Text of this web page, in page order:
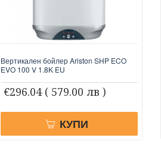
Вертикален бойлер Ariston SHP ECO
EVO 100 V 1.8K EU
€296.04 ( 579.00 лв )
КУПИ